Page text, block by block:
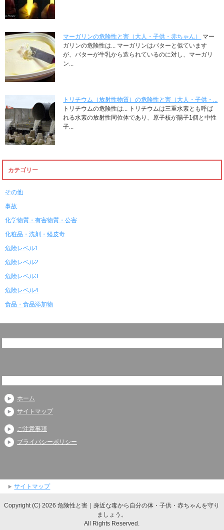
マーガリンの危険性と害（大人・子供・赤ちゃん）
マー
ガリンの危険性は... マーガリンはバターと似ています
が、バターが牛乳から造られているのに対し、マーガリ
ン...
トリチウム（放射性物質）の危険性と害（大人・子供・...
トリチウムの危険性は... トリチウムは三重水素とも呼ば
れる水素の放射性同位体であり、原子核が陽子1個と中性
子...
カテゴリー
その他
事故
化学物質・有害物質・公害
化粧品・洗剤・経皮毒
危険レベル1
危険レベル2
危険レベル3
危険レベル4
食品・食品添加物
ホーム
サイトマップ
ご注意事項
プライバシーポリシー
サイトマップ
Copyright (C) 2026 危険性と害｜身近な毒から自分の体・子供・赤ちゃんを守り
ましょう。
All Rights Reserved.